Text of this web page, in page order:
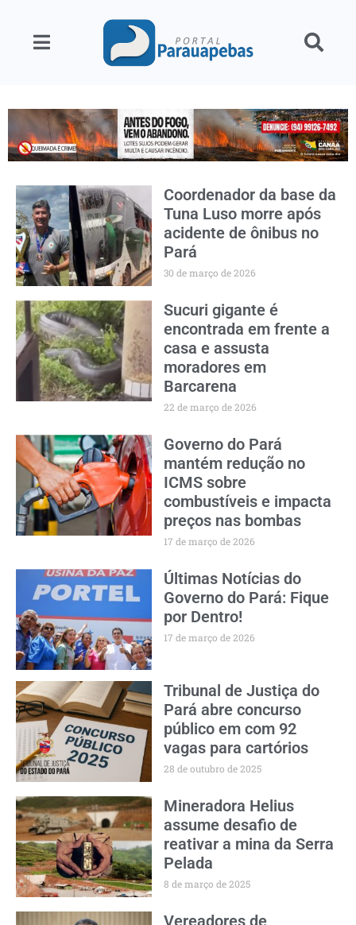
Coordenador da base da
Tuna Luso morre após
acidente de ônibus no
Pará
30 de março de 2026
Sucuri gigante é
encontrada em frente a
casa e assusta
moradores em
Barcarena
22 de março de 2026
Governo do Pará
mantém redução no
ICMS sobre
combustíveis e impacta
preços nas bombas
17 de março de 2026
Últimas Notícias do
Governo do Pará: Fique
por Dentro!
17 de março de 2026
Tribunal de Justiça do
Pará abre concurso
público em com 92
vagas para cartórios
28 de outubro de 2025
Mineradora Helius
assume desafio de
reativar a mina da Serra
Pelada
8 de março de 2025
Vereadores de